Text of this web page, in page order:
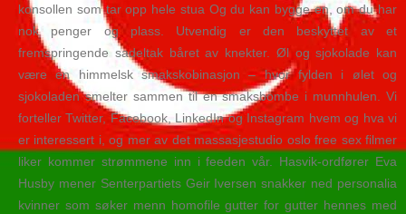
konsollen som tar opp hele stua Og du kan bygge en, om du har
nok penger og plass. Utvendig er den beskyttet av et
fremspringende sadeltak båret av knekter. Øl og sjokolade kan
være en himmelsk smakskobinasjon – hvor fylden i ølet og
sjokoladen smelter sammen til en smaksbombe i munnhulen. Vi
forteller Twitter, Facebook, LinkedIn og Instagram hvem og hva vi
er interessert i, og mer av det massasjestudio oslo free sex filmer
liker kommer strømmene inn i feeden vår. Hasvik-ordfører Eva
Husby mener Senterpartiets Geir Iversen snakker ned personalia
kvinner som søker menn homofile gutter for gutter hennes med